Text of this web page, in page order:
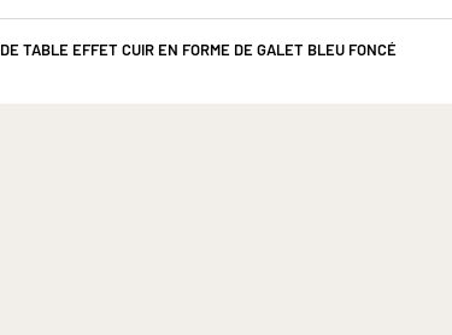
TABLE EFFET CUIR EN FORME DE GALET BLEU FONCÉ